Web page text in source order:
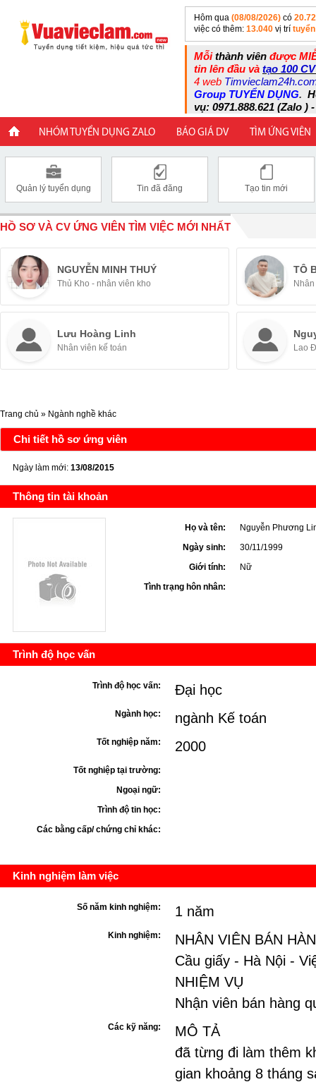
Hôm qua (08/08/2026) có
việc có thêm: 13.040 vị trí
Mỗithành viên được
tin lên đầu và tạo 100
4 web
Group TUYỂN DỤNG.
vụ: 0971.888.621 (Zalo )
NHÓM TUYỂN DỤNG ZALO BÁO GIÁ DV TÌM ỨNG VIÊN
Quản lý tuyển dụng Tin đã đăng Tạo tin mới
HỒ SƠ VÀ CV ỨNG VIÊN TÌM VIỆC MỚI NHẤT
NGUYỄN MINH THUÝ
Thủ Kho - nhân viên kho
TÔ
Lưu Hoàng Linh
Nhân viên kế toán Lao
Trang chủ » Ngành nghề khác
Chi tiết hồ sơ ứng viên
Ngày làm mới: 13/08/2015
Thông tin tài khoản
Họ và tên:
Nguyễn Phương
Ngày sinh:
30/11/1999
Giới tính:
Nữ
Tình trạng hôn nhân:
Trình độ học vấn
Trình độ học vấn: Đại học
Ngành học: ngành Kế toán
Tốt nghiệp năm: 2000
Tốt nghiệp tại trường:
Ngoại ngữ:
Trình độ tin học:
Các bằng cấp/ chứng chỉ khác:
Kinh nghiệm làm việc
Số năm kinh nghiệm: 1 năm
Kinh nghiệm:
NHÂN VIÊN BÁN
Cầu giấy - Hà Nội -
NHIỆM VỤ
Nhận viên bán hàng
Các kỹ năng:
MÔ TẢ
đã từng đi làm thêm
gian khoảng 8 tháng